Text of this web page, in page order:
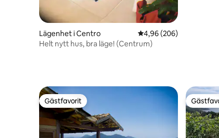
Lägenhet i Centro 4,96 av 5 i
4,96 (206)
Helt nytt hus, bra läge! (Centrum)
Gästfavorit
Gästfavorit